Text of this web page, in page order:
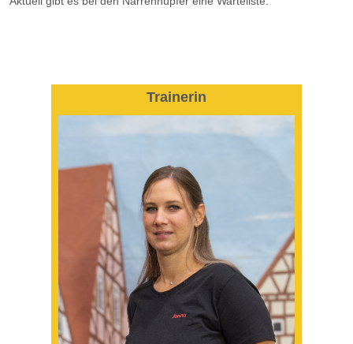
Trainerin